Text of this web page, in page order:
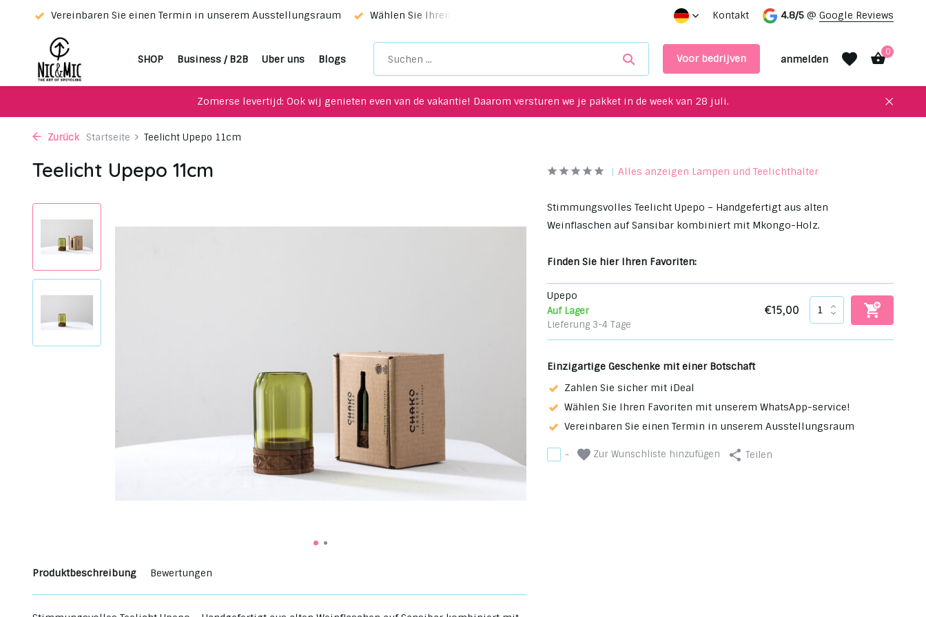
Vereinbaren Sie einen Termin in unserem Ausstellungsraum Wählen Sie Ihren Favoriten mit unserem WhatsApp-service! Einzigartige Upcycling-Artikel für Ihre
Kontakt 4.8/5 @ Google Reviews
SHOP Business / B2B Uber uns Blogs Voor bedrijven anmelden
Benutzerkonto
0
Zomerse levertijd: Ook wij genieten even van de vakantie! Daarom versturen we je pakket in de week van 28 juli.
Zurück Startseite Teelicht Upepo 11cm
Teelicht Upepo 11cm
Produktbeschreibung Bewertungen
Alles anzeigen Lampen und Teelichthalter
Stimmungsvolles Teelicht Upepo – Handgefertigt aus alten
Weinflaschen auf Sansibar kombiniert mit Mkongo-Holz.
Finden Sie hier Ihren Favoriten:
Upepo
Auf Lager
Lieferung 3-4 Tage
€15,00
Einzigartige Geschenke mit einer Botschaft
Zahlen Sie sicher mit iDeal
Wählen Sie Ihren Favoriten mit unserem WhatsApp-service!
Vereinbaren Sie einen Termin in unserem Ausstellungsraum
- Zur Wunschliste hinzufügen Teilen